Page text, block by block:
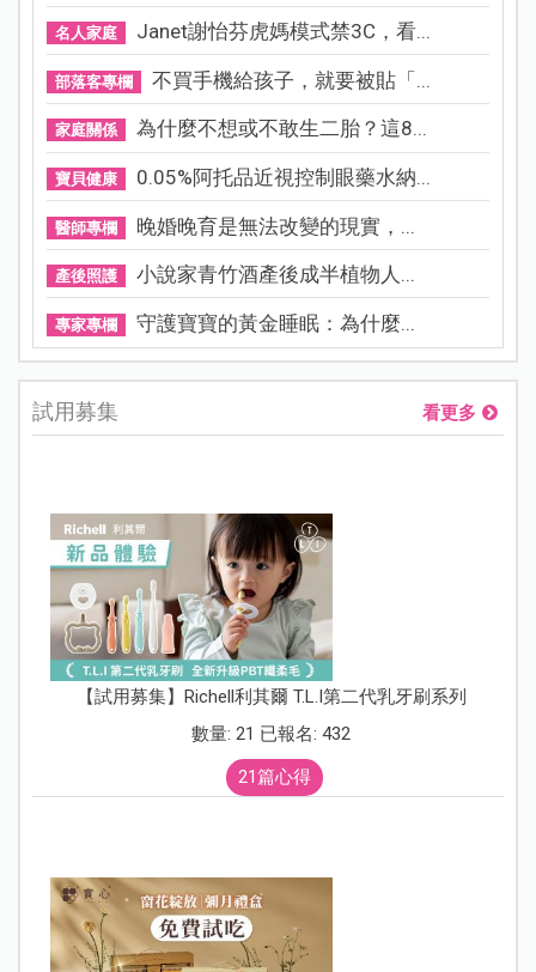
名人家庭 Janet謝怡芬虎媽模式禁3C，看...
部落客專欄 不買手機給孩子，就要被貼「...
家庭關係 為什麼不想或不敢生二胎？這8...
寶貝健康 0.05%阿托品近視控制眼藥水納...
醫師專欄 晚婚晚育是無法改變的現實，...
產後照護 小說家青竹酒產後成半植物人...
專家專欄 守護寶寶的黃金睡眠：為什麼...
試用募集 看更多
【試用募集】Richell利其爾 T.L.I第二代乳牙刷系列
數量: 21 已報名: 432
21篇心得